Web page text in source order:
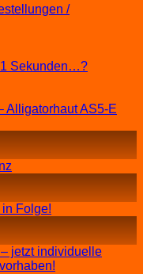
/
Sekunden…?
Alligatorhaut AS5-E
Folge!
jetzt individuelle